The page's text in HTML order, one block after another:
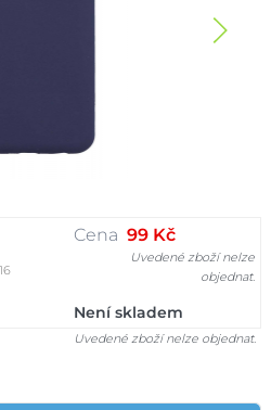
Cena 99 Kč
Uvedené zboží nelze
objednat.
Není skladem
Uvedené zboží nelze objednat.